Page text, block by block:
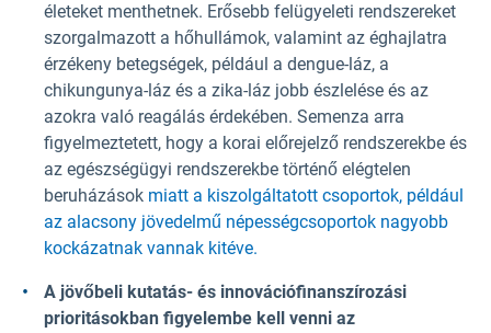
életeket menthetnek. Erősebb felügyeleti rendszereket
szorgalmazott a hőhullámok, valamint az éghajlatra
érzékeny betegségek, például a dengue-láz, a
chikungunya-láz és a zika-láz jobb észlelése és az
azokra való reagálás érdekében. Semenza arra
figyelmeztetett, hogy a korai előrejelző rendszerekbe és
az egészségügyi rendszerekbe történő elégtelen
beruházások miatt a kiszolgáltatott csoportok, például
az alacsony jövedelmű népességcsoportok nagyobb
kockázatnak vannak kitéve.
A jövőbeli kutatás- és innovációfinanszírozási
prioritásokban figyelembe kell venni az